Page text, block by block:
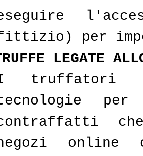
per
LEGATE
truffatori
online